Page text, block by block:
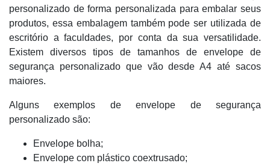
personalizado de forma personalizada para embalar seus
produtos, essa embalagem também pode ser utilizada de
escritório a faculdades, por conta da sua versatilidade.
Existem diversos tipos de tamanhos de envelope de
segurança personalizado que vão desde A4 até sacos
maiores.
Alguns exemplos de envelope de segurança
personalizado são:
Envelope bolha;
Envelope com plástico coextrusado;